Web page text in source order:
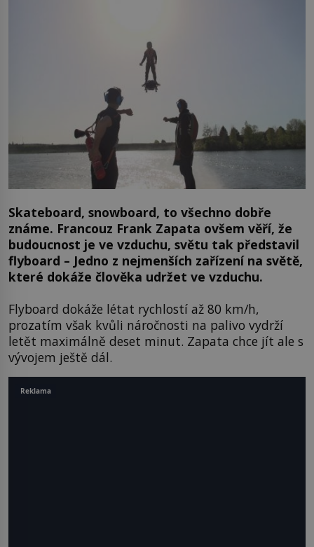
Skateboard, snowboard, to všechno dobře
známe. Francouz Frank Zapata ovšem věří, že
budoucnost je ve vzduchu, světu tak představil
flyboard – Jedno z nejmenších zařízení na světě,
které dokáže člověka udržet ve vzduchu.
Flyboard dokáže létat rychlostí až 80 km/h,
prozatím však kvůli náročnosti na palivo vydrží
letět maximálně deset minut. Zapata chce jít ale s
vývojem ještě dál.
Reklama